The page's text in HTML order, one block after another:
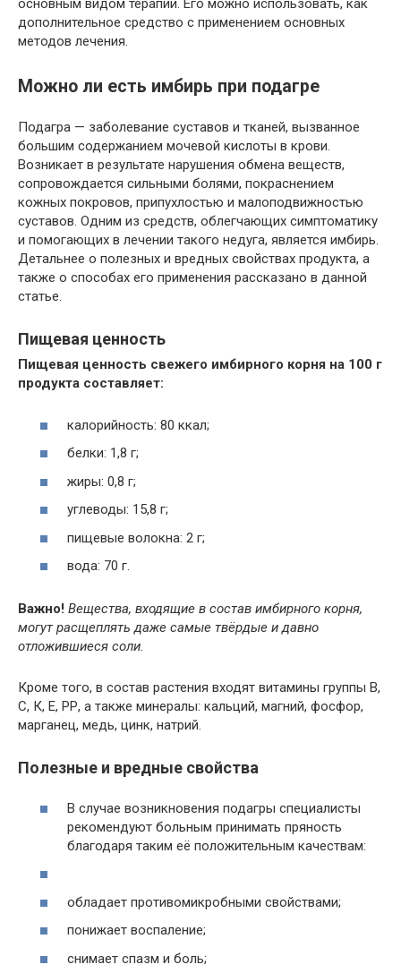
основным видом терапии. Его можно использовать, как
дополнительное средство с применением основных
методов лечения.
Можно ли есть имбирь при подагре
Подагра — заболевание суставов и тканей, вызванное
большим содержанием мочевой кислоты в крови.
Возникает в результате нарушения обмена веществ,
сопровождается сильными болями, покраснением
кожных покровов, припухлостью и малоподвижностью
суставов. Одним из средств, облегчающих симптоматику
и помогающих в лечении такого недуга, является имбирь.
Детальнее о полезных и вредных свойствах продукта, а
также о способах его применения рассказано в данной
статье.
Пищевая ценность
Пищевая ценность свежего имбирного корня на 100 г
продукта составляет:
калорийность: 80 ккал;
белки: 1,8 г;
жиры: 0,8 г;
углеводы: 15,8 г;
пищевые волокна: 2 г;
вода: 70 г.
Важно! Вещества, входящие в состав имбирного корня,
могут расщеплять даже самые твёрдые и давно
отложившиеся соли.
Кроме того, в состав растения входят витамины группы В,
С, К, Е, РР, а также минералы: кальций, магний, фосфор,
марганец, медь, цинк, натрий.
Полезные и вредные свойства
В случае возникновения подагры специалисты
рекомендуют больным принимать пряность
благодаря таким её положительным качествам:
обладает противомикробными свойствами;
понижает воспаление;
снимает спазм и боль;